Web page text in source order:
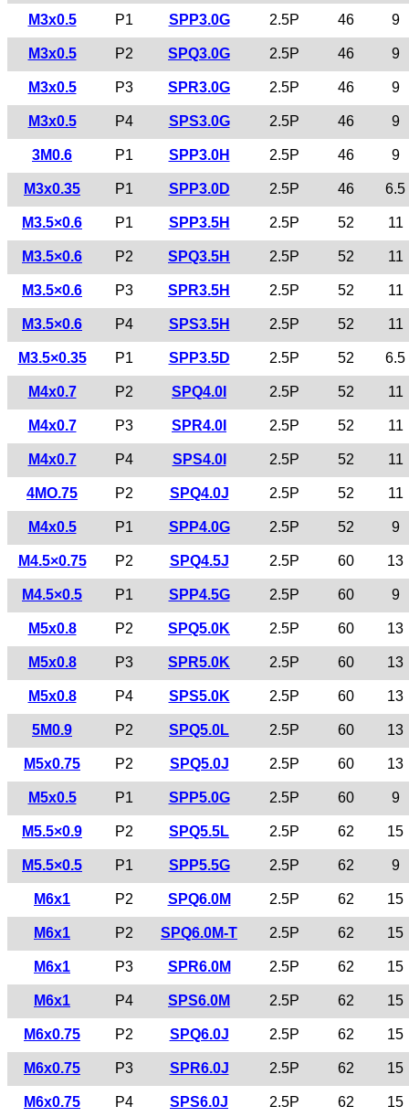
M3x0.5 P1 SPP3.0G 2.5P 46 9
M3x0.5 P2 SPQ3.0G 2.5P 46 9
M3x0.5 P3 SPR3.0G 2.5P 46 9
M3x0.5 P4 SPS3.0G 2.5P 46 9
3M0.6 P1 SPP3.0H 2.5P 46 9
M3x0.35 P1 SPP3.0D 2.5P 46 6.5
M3.5×0.6 P1 SPP3.5H 2.5P 52 11
M3.5×0.6 P2 SPQ3.5H 2.5P 52 11
M3.5×0.6 P3 SPR3.5H 2.5P 52 11
M3.5×0.6 P4 SPS3.5H 2.5P 52 11
M3.5×0.35 P1 SPP3.5D 2.5P 52 6.5
M4x0.7 P2 SPQ4.0I 2.5P 52 11
M4x0.7 P3 SPR4.0I 2.5P 52 11
M4x0.7 P4 SPS4.0I 2.5P 52 11
4MO.75 P2 SPQ4.0J 2.5P 52 11
M4x0.5 P1 SPP4.0G 2.5P 52 9
M4.5×0.75 P2 SPQ4.5J 2.5P 60 13
M4.5×0.5 P1 SPP4.5G 2.5P 60 9
M5x0.8 P2 SPQ5.0K 2.5P 60 13
M5x0.8 P3 SPR5.0K 2.5P 60 13
M5x0.8 P4 SPS5.0K 2.5P 60 13
5M0.9 P2 SPQ5.0L 2.5P 60 13
M5x0.75 P2 SPQ5.0J 2.5P 60 13
M5x0.5 P1 SPP5.0G 2.5P 60 9
M5.5×0.9 P2 SPQ5.5L 2.5P 62 15
M5.5×0.5 P1 SPP5.5G 2.5P 62 9
M6x1 P2 SPQ6.0M 2.5P 62 15
M6x1 P2 SPQ6.0M-T 2.5P 62 15
M6x1 P3 SPR6.0M 2.5P 62 15
M6x1 P4 SPS6.0M 2.5P 62 15
M6x0.75 P2 SPQ6.0J 2.5P 62 15
M6x0.75 P3 SPR6.0J 2.5P 62 15
M6x0.75 P4 SPS6.0J 2.5P 62 15